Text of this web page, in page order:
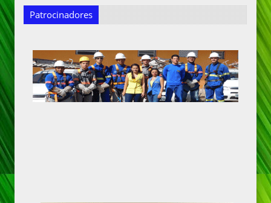
Patrocinadores